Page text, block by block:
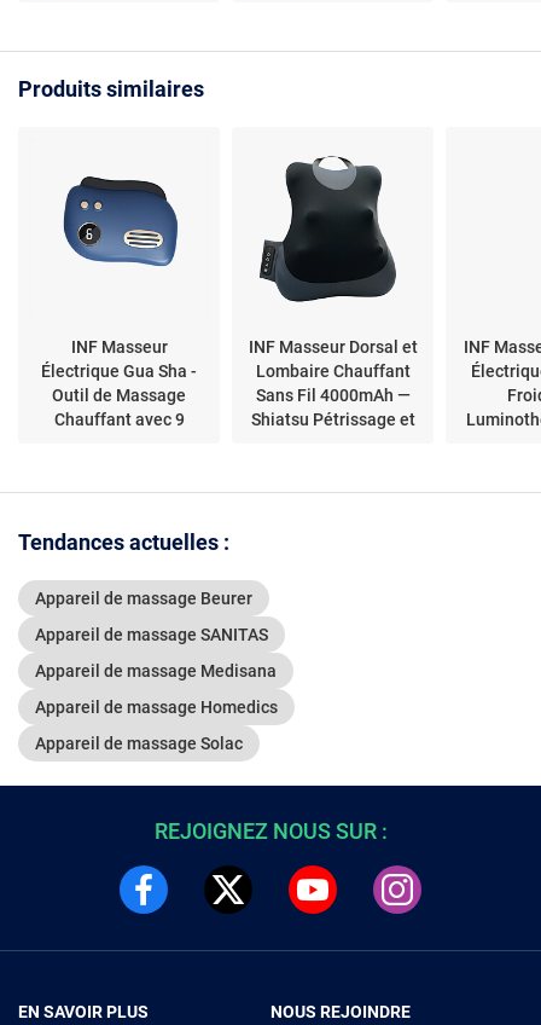
Produits similaires
INF Masseur
Électrique Gua Sha -
Outil de Massage
Chauffant avec 9
INF Masseur Dorsal et
Lombaire Chauffant
Sans Fil 4000mAh —
Shiatsu Pétrissage et
INF
Tendances actuelles :
Appareil de massage Beurer
Appareil de massage SANITAS
Appareil de massage Medisana
Appareil de massage Homedics
Appareil de massage Solac
REJOIGNEZ NOUS SUR :
EN SAVOIR PLUS NOUS REJOINDRE